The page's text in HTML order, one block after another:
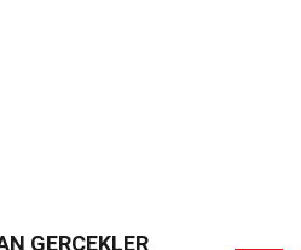
GERÇEKLER